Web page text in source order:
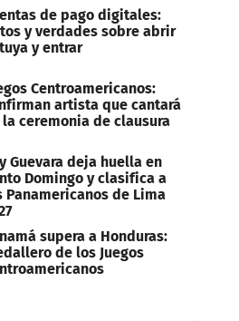
de pago digitales:
y verdades sobre abrir
y entrar
Centroamericanos:
artista que cantará
la ceremonia de clausura
Guevara deja huella en
Domingo y clasifica a
Panamericanos de Lima
supera a Honduras:
de los Juegos